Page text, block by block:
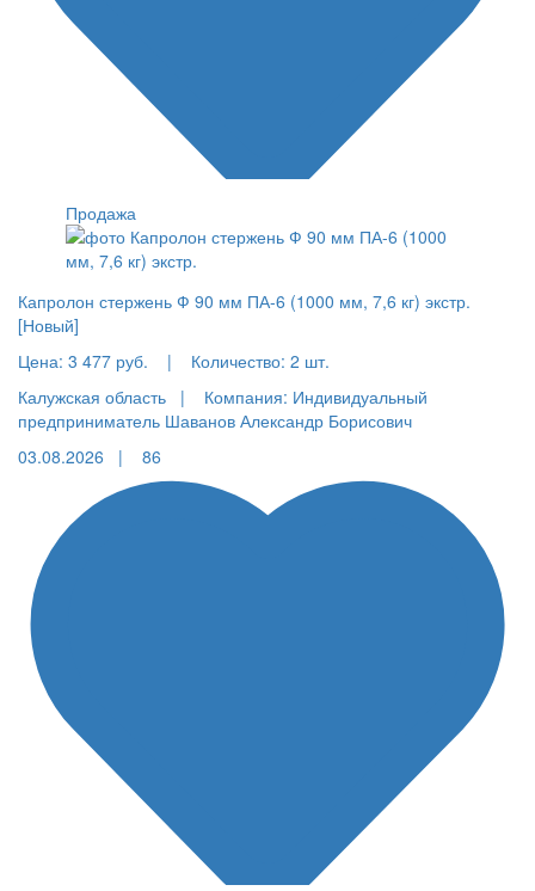
Продажа
Капролон стержень Ф 90 мм ПА-6 (1000 мм, 7,6 кг) экстр.
[Новый]
Цена: 3 477 руб. | Количество: 2 шт.
Калужская область |
Компания: Индивидуальный
предприниматель Шаванов Александр Борисович
03.08.2026 |
86